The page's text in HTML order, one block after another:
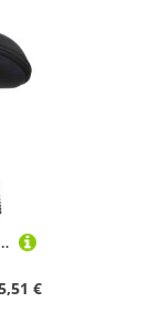
komfortable Billardbrille
€